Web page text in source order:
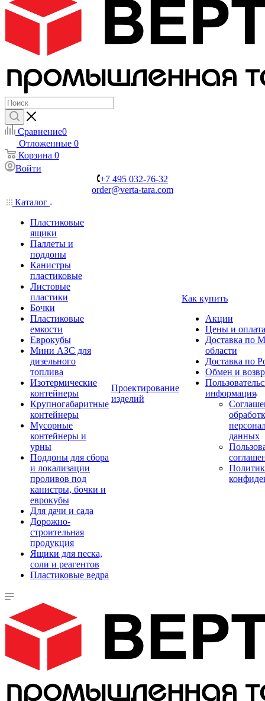
Сравнение0
Отложенные 0
Корзина 0
Войти
+7 495 032-76-32
order@verta-tara.com
Каталог
Пластиковые
ящики
Паллеты и
поддоны
Канистры
пластиковые
Листовые
пластики
Бочки
Пластиковые
емкости
Еврокубы
Мини АЗС для
дизельного
топлива
Изотермические
контейнеры
Крупногабаритные
контейнеры
Мусорные
контейнеры и
урны
Поддоны для сбора
и локализации
проливов под
канистры, бочки и
еврокубы
Для дачи и сада
Дорожно-
строительная
продукция
Ящики для песка,
соли и реагентов
Пластиковые ведра
Проектирование
изделий
Как купить
Акции
Цены и оплата
Доставка по
области
Доставка по
Обмен и
информация
данных